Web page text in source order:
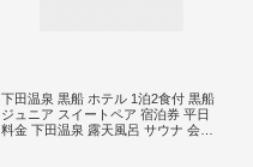
下田温泉 黒船 ホテル 1泊2食付 黒船
ジュニア スイートペア 宿泊券 平日
料金 下田温泉 露天風呂 サウナ 会席